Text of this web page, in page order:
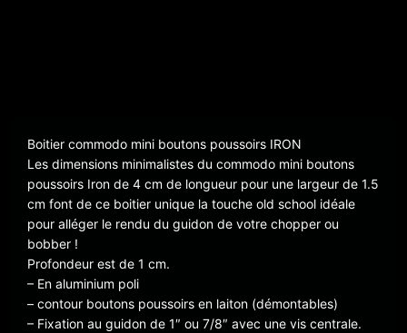
Boitier commodo mini boutons poussoirs IRON
Les dimensions minimalistes du commodo mini boutons
poussoirs Iron de 4 cm de longueur pour une largeur de 1.5
cm font de ce boitier unique la touche old school idéale
pour alléger le rendu du guidon de votre chopper ou
bobber !
Profondeur est de 1 cm.
– En aluminium poli
– contour boutons poussoirs en laiton (démontables)
– Fixation au guidon de 1″ ou 7/8″ avec une vis centrale.